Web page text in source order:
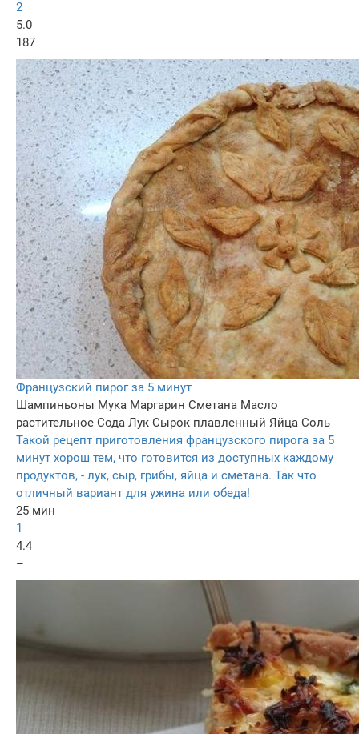
2
5.0
187
Французский пирог за 5 минут
Шампиньоны Мука Маргарин Сметана Масло
растительное Сода Лук Сырок плавленный Яйца Соль
Такой рецепт приготовления французского пирога за 5
минут хорош тем, что готовится из доступных каждому
продуктов, - лук, сыр, грибы, яйца и сметана. Так что
отличный вариант для ужина или обеда!
25 мин
1
4.4
–